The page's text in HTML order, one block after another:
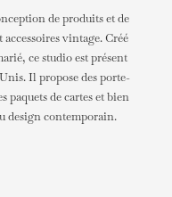
de produits et de
vintage. Créé
ce studio est présent
Il propose des porte-
paquets de cartes et bien
design contemporain.